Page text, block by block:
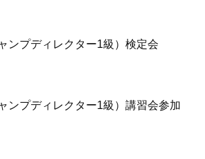
ンプディレクター1級）検定会
ンプディレクター1級）講習会参加